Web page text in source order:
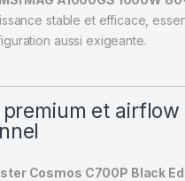
stable et efficace,
aussi exigeante.
et airflow
Cosmos C700P Black